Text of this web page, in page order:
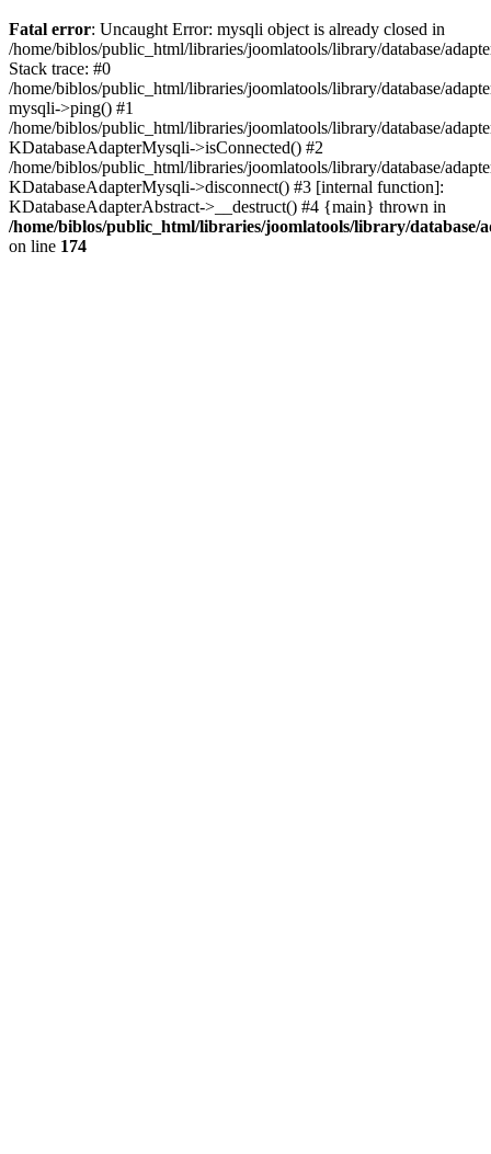
Fatal error: Uncaught Error: mysqli object is already closed in
/home/biblos/public_html/libraries/joomlatools/library/database/
Stack trace: #0
/home/biblos/public_html/libraries/joomlatools/library/database/
mysqli->ping() #1
/home/biblos/public_html/libraries/joomlatools/library/database/
KDatabaseAdapterMysqli->isConnected() #2
/home/biblos/public_html/libraries/joomlatools/library/database/
KDatabaseAdapterMysqli->disconnect() #3 [internal function]:
KDatabaseAdapterAbstract->__destruct() #4 {main} thrown in
/home/biblos/public_html/libraries/joomlatools/library/database/
on line 174